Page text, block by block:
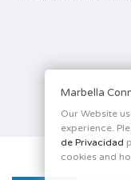
Marbella
Our Website
experience.
de Privacidad
cookies and